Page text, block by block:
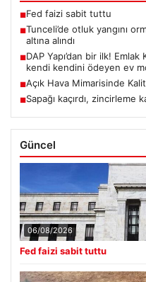
■Fed faizi sabit tuttu
■Tunceli’de otluk yangını
altına alındı
■DAP Yapı’dan bir ilk!
kendi kendini ödeyen ev
■Açık Hava Mimarisinde
■Sapağı kaçırdı, zincirleme
Güncel
06/08/2026
Fed faizi sabit tuttu